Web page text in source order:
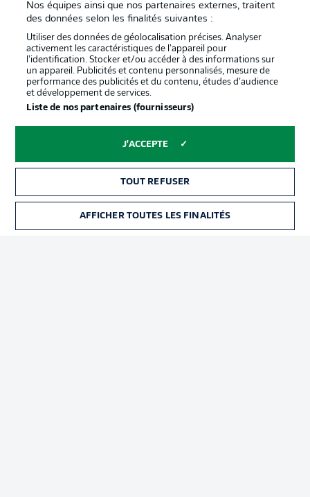
services
Mentions Légales Gérer mes préférences
Diffuseurs
Travaux Contact
Nos équipes ainsi que nos partenaires externes, traitent
des données selon les finalités suivantes :
Utiliser des données de géolocalisation précises. Analyser
activement les caractéristiques de l’appareil pour
l’identification. Stocker et/ou accéder à des informations sur
un appareil. Publicités et contenu personnalisés, mesure de
performance des publicités et du contenu, études d’audience
et développement de services.
Liste de nos partenaires (fournisseurs)
J'ACCEPTE
TOUT REFUSER
AFFICHER TOUTES LES FINALITÉS